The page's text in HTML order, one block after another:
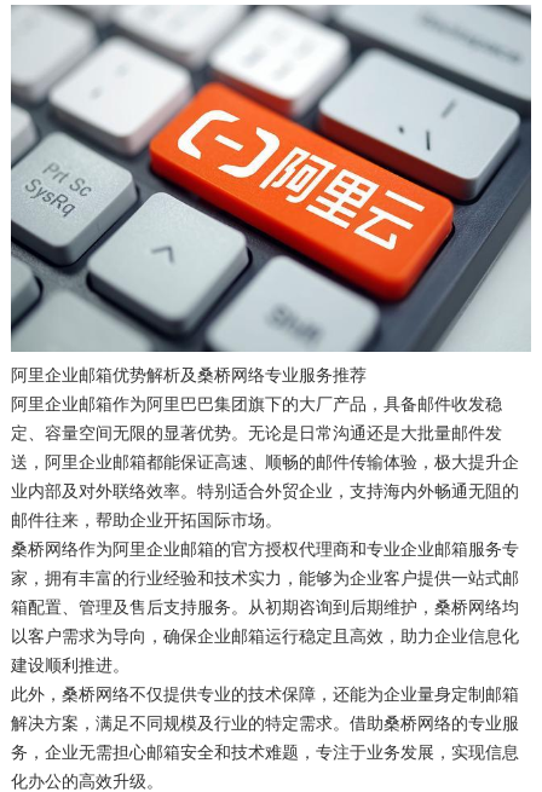
阿里企业邮箱优势解析及桑桥网络专业服务推荐
阿里企业邮箱作为阿里巴巴集团旗下的大厂产品，具备邮件收发稳
定、容量空间无限的显著优势。无论是日常沟通还是大批量邮件发
送，阿里企业邮箱都能保证高速、顺畅的邮件传输体验，极大提升企
业内部及对外联络效率。特别适合外贸企业，支持海内外畅通无阻的
邮件往来，帮助企业开拓国际市场。
桑桥网络作为阿里企业邮箱的官方授权代理商和专业企业邮箱服务专
家，拥有丰富的行业经验和技术实力，能够为企业客户提供一站式邮
箱配置、管理及售后支持服务。从初期咨询到后期维护，桑桥网络均
以客户需求为导向，确保企业邮箱运行稳定且高效，助力企业信息化
建设顺利推进。
此外，桑桥网络不仅提供专业的技术保障，还能为企业量身定制邮箱
解决方案，满足不同规模及行业的特定需求。借助桑桥网络的专业服
务，企业无需担心邮箱安全和技术难题，专注于业务发展，实现信息
化办公的高效升级。